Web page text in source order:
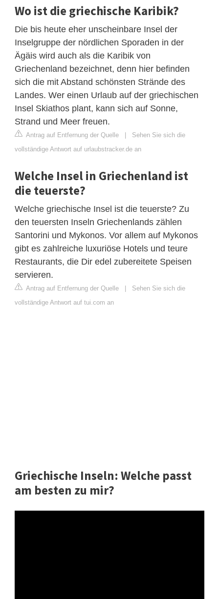
Wo ist die griechische Karibik?
Die bis heute eher unscheinbare Insel der
Inselgruppe der nördlichen Sporaden in der
Ägäis wird auch als die Karibik von
Griechenland bezeichnet, denn hier befinden
sich die mit Abstand schönsten Strände des
Landes. Wer einen Urlaub auf der griechischen
Insel Skiathos plant, kann sich auf Sonne,
Strand und Meer freuen.
Antrag auf Entfernung der Quelle
Sehen Sie sich die
vollständige Antwort auf urlaubstracker.de an
Welche Insel in Griechenland ist
die teuerste?
Welche griechische Insel ist die teuerste? Zu
den teuersten Inseln Griechenlands zählen
Santorini und Mykonos. Vor allem auf Mykonos
gibt es zahlreiche luxuriöse Hotels und teure
Restaurants, die Dir edel zubereitete Speisen
servieren.
Antrag auf Entfernung der Quelle
Sehen Sie sich die
vollständige Antwort auf tui.com an
Griechische Inseln: Welche passt
am besten zu mir?